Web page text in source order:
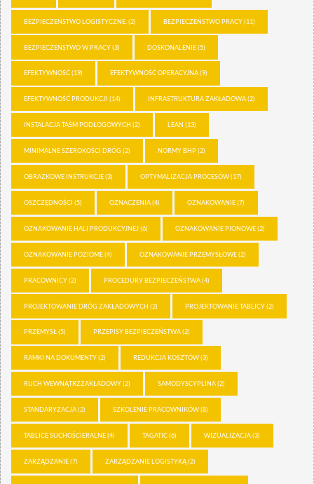
BEZPIECZEŃSTWO LOGISTYCZNE. (2) BEZPIECZEŃSTWO PRACY(11)
BEZPIECZEŃSTWO W PRACY(3) DOSKONALENIE(5)
EFEKTYWNOŚĆ(19) EFEKTYWNOŚĆ OPERACYJNA(9)
EFEKTYWNOŚĆ PRODUKCJI (14) INFRASTRUKTURA ZAKŁADOWA(2)
INSTALACJA TAŚM PODŁOGOWYCH (2) LEAN (13)
MINIMALNE SZEROKOŚCI DRÓG (2) NORMY BHP(2)
OBRAZKOWE INSTRUKCJE(3) OPTYMALIZACJA PROCESÓW(17)
OSZCZĘDNOŚCI (5) OZNACZENIA(4) OZNAKOWANIE(7)
OZNAKOWANIE HALI PRODUKCYJNEJ(6) OZNAKOWANIE PIONOWE(2)
OZNAKOWANIE POZIOME(4) OZNAKOWANIE PRZEMYSŁOWE(2)
PRACOWNICY(2) PROCEDURY BEZPIECZEŃSTWA(4)
PROJEKTOWANIE DRÓG ZAKŁADOWYCH (2) PROJEKTOWANIE TABLICY(2)
PRZEMYSŁ(5) PRZEPISY BEZPIECZEŃSTWA(2)
RAMKI NA DOKUMENTY(2) REDUKCJA KOSZTÓW(3)
RUCH WEWNĄTRZZAKŁADOWY(2) SAMODYSCYPLINA(2)
STANDARYZACJA(2) SZKOLENIE PRACOWNIKÓW(8)
TABLICE SUCHOŚCIERALNE(4) TAGATIC(6) WIZUALIZACJA(3)
ZARZĄDZANIE(7) ZARZĄDZANIE LOGISTYKĄ(2)